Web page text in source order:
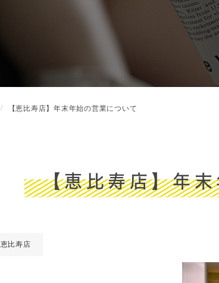
【恵比寿店】年末年始の営業について
【恵比寿店】年
恵比寿店